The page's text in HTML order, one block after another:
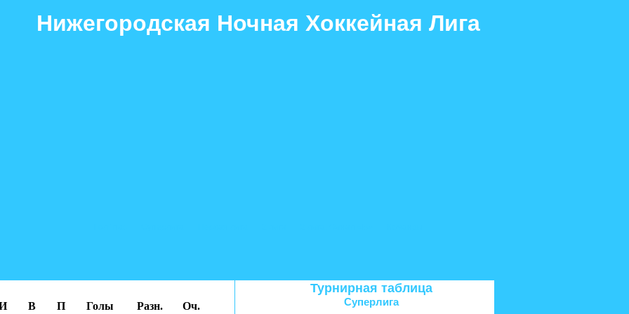
Нижегородская Ночная Хоккейная Лига
В П Голы Разн. Оч.
Турнирная таблица
Суперлига